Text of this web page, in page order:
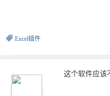
Excel插件
这个软件应该